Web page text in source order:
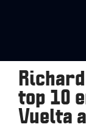
top 10
Vuelta